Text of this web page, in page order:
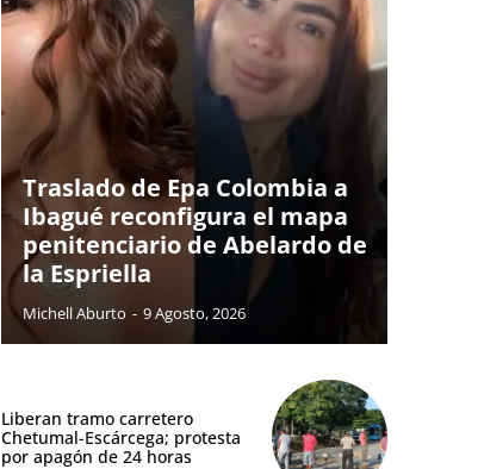
Traslado de Epa Colombia a
Ibagué reconfigura el mapa
penitenciario de Abelardo de
la Espriella
Michell Aburto - 9 Agosto, 2026
Liberan tramo carretero
Chetumal-Escárcega; protesta
por apagón de 24 horas